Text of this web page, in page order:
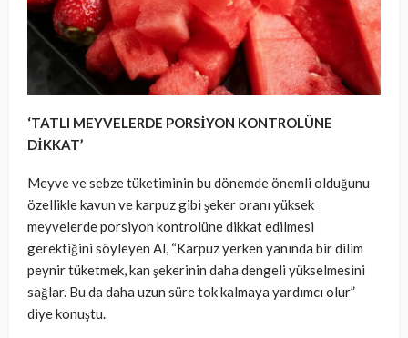
‘TATLI MEYVELERDE PORSİYON KONTROLÜNE
DİKKAT’
Meyve ve sebze tüketiminin bu dönemde önemli olduğunu
özellikle kavun ve karpuz gibi şeker oranı yüksek
meyvelerde porsiyon kontrolüne dikkat edilmesi
gerektiğini söyleyen Al, “Karpuz yerken yanında bir dilim
peynir tüketmek, kan şekerinin daha dengeli yükselmesini
sağlar. Bu da daha uzun süre tok kalmaya yardımcı olur”
diye konuştu.